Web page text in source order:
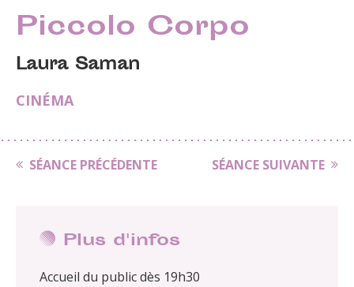
Piccolo Corpo
Laura Saman
CINÉMA
SÉANCE PRÉCÉDENTE SÉANCE SUIVANTE
Plus d'infos
Accueil du public dès 19h30